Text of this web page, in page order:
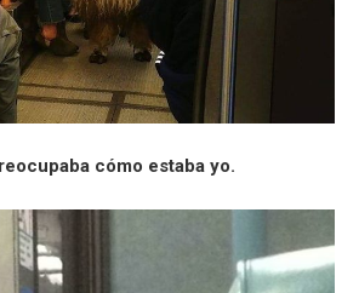
cómo estaba yo.